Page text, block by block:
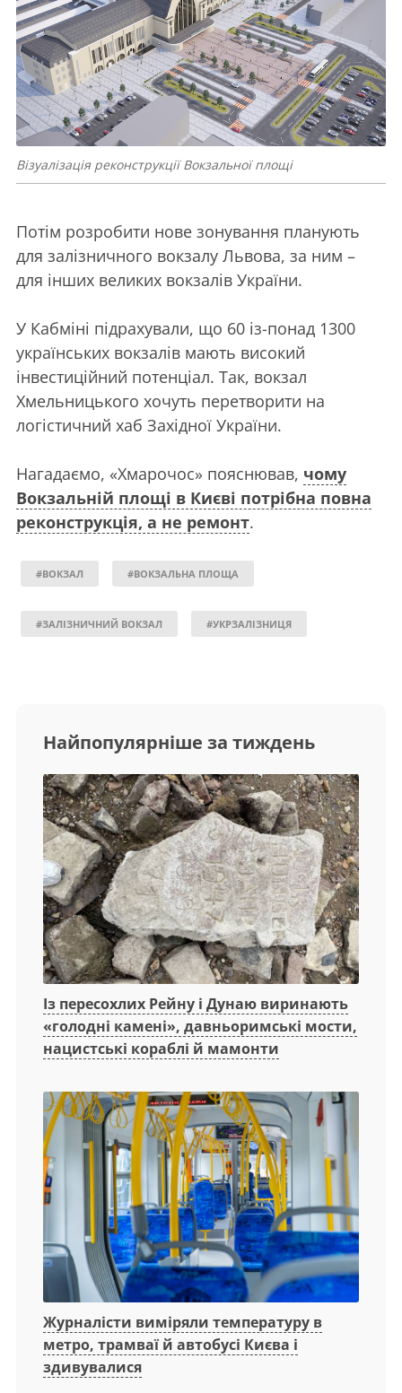
Візуалізація реконструкції Вокзальної площі
Потім розробити нове зонування планують
для залізничного вокзалу Львова, за ним –
для інших великих вокзалів України.
У Кабміні підрахували, що 60 із-понад 1300
українських вокзалів мають високий
інвестиційний потенціал. Так, вокзал
Хмельницького хочуть перетворити на
логістичний хаб Західної України.
Нагадаємо, «Хмарочос» пояснював, чому
Вокзальній площі в Києві потрібна повна
реконструкція, а не ремонт.
#ВОКЗАЛ #ВОКЗАЛЬНА ПЛОЩА
#ЗАЛІЗНИЧНИЙ ВОКЗАЛ #УКРЗАЛІЗНИЦЯ
Найпопулярніше за тиждень
Із пересохлих Рейну і Дунаю виринають
«голодні камені», давньоримські мости,
нацистські кораблі й мамонти
Журналісти виміряли температуру в
метро, трамваї й автобусі Києва і
здивувалися